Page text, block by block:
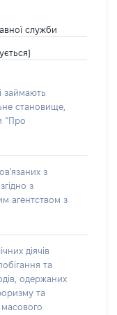
служби
займають
становище,
“Про
з
з
агентством з
діячів
та
одержаних
та